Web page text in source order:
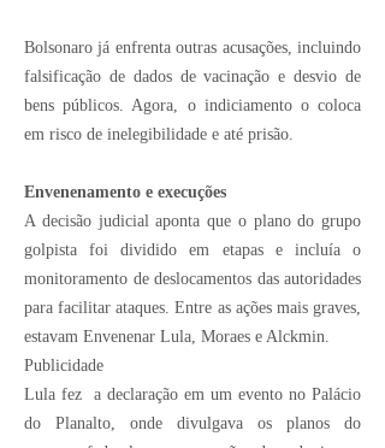
Bolsonaro já enfrenta outras acusações, incluindo
falsificação de dados de vacinação e desvio de
bens públicos. Agora, o indiciamento o coloca
em risco de inelegibilidade e até prisão.
Envenenamento e execuções
A decisão judicial aponta que o plano do grupo
golpista foi dividido em etapas e incluía o
monitoramento de deslocamentos das autoridades
para facilitar ataques. Entre as ações mais graves,
estavam Envenenar Lula, Moraes e Alckmin.
Publicidade
Lula fez a declaração em um evento no Palácio
do Planalto, onde divulgava os planos do